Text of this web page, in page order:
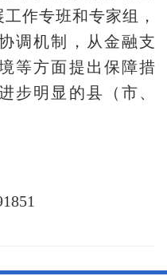
作专班和专家组，
调机制，从金融支
等方面提出保障措
步明显的县（市、